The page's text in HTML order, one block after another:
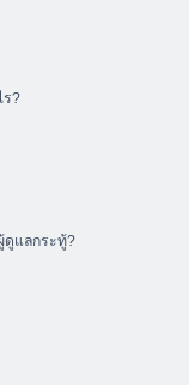
ร?
ดูแลกระทู้?